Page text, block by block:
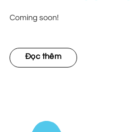
Dự án Giảm thiểu ô
Ngày 06/04/2023 vừa qua, các cán
Coming soon!
Đọc thêm